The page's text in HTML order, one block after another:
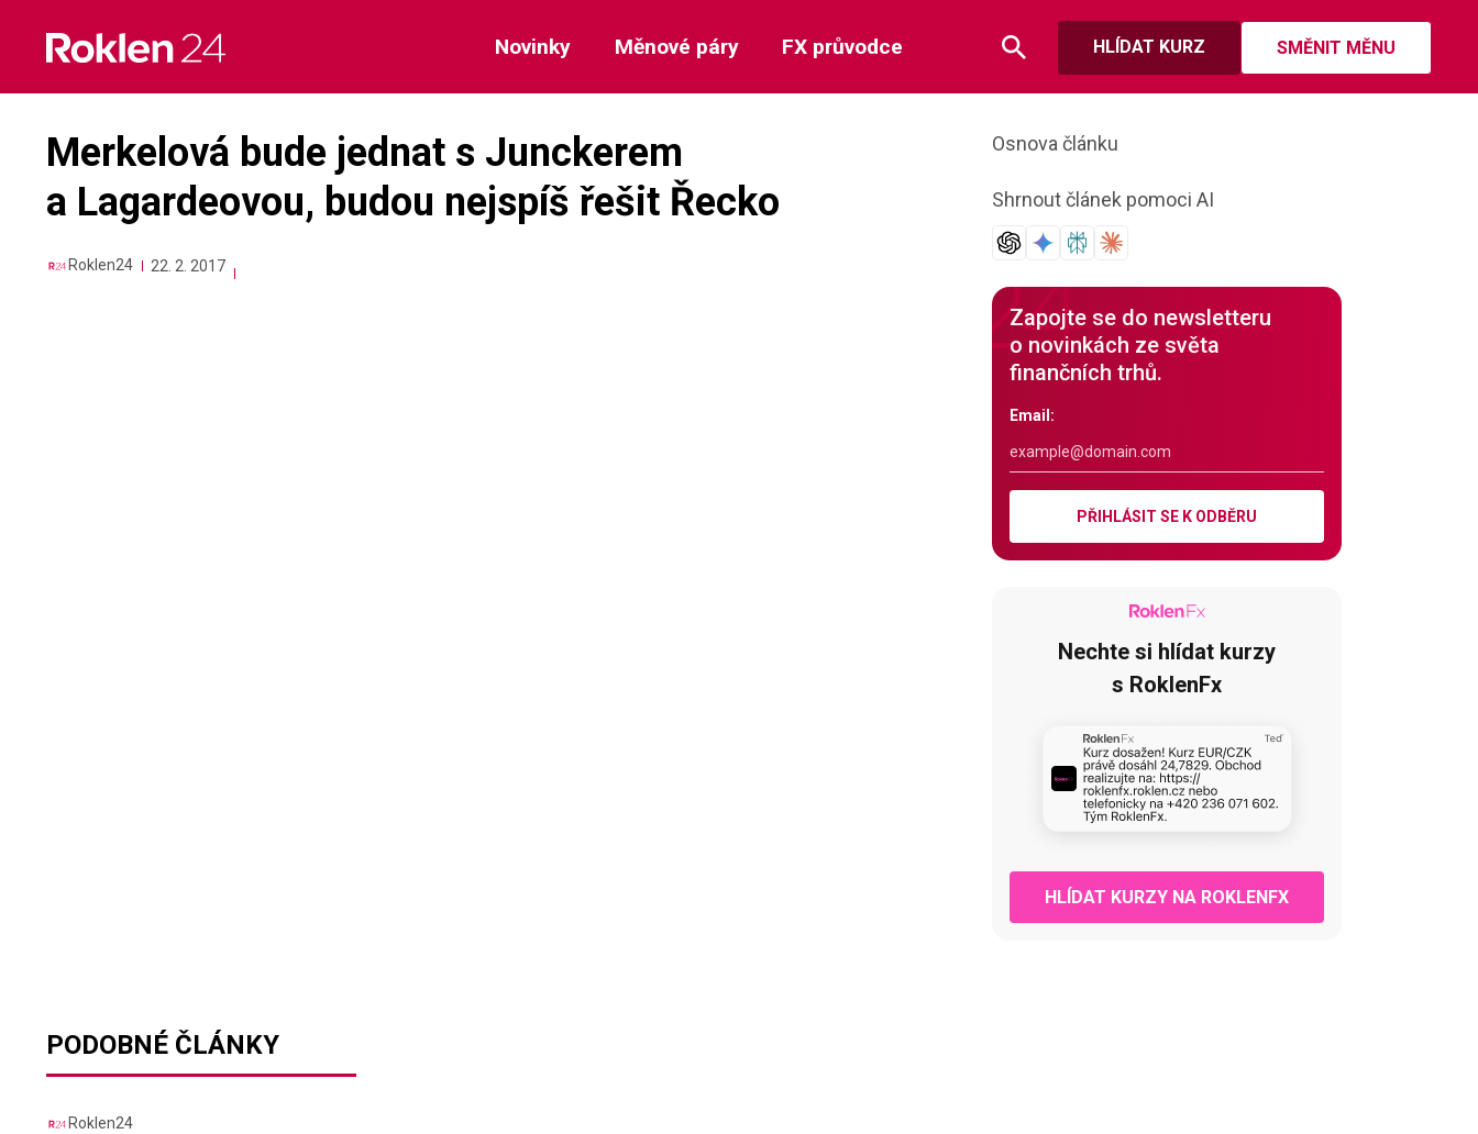
content
HLÍDAT KURZ SMĚNIT MĚNU
Novinky Měnové páry FX průvodce
Merkelová bude jednat s Junckerem
a Lagardeovou, budou nejspíš řešit Řecko
Roklen24 22. 2. 2017
Osnova článku
Shrnout článek pomoci AI
Zapojte se do newsletteru
o novinkách ze světa
finančních trhů.
Email:
PŘIHLÁSIT SE K ODBĚRU
Nechte si hlídat kurzy
s RoklenFx
HLÍDAT KURZY NA ROKLENFX
PODOBNÉ ČLÁNKY
Roklen24